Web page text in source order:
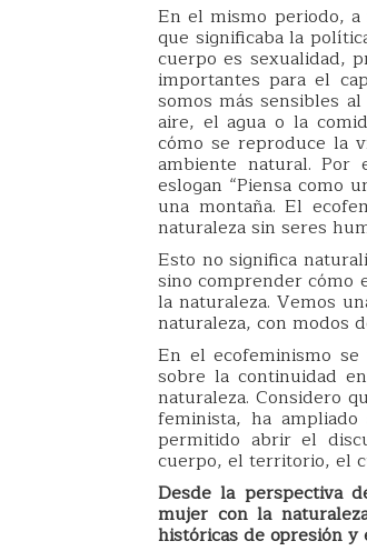
En el mismo periodo,
que significaba la
cuerpo es sexualidad,
importantes para el
somos más sensibles
aire, el agua o la
cómo se reproduce la
ambiente natural.
eslogan “Piensa como
una montaña. El
naturaleza sin seres
Esto no significa
sino comprender cómo
la naturaleza. Vemos
naturaleza, con modos
En el ecofeminismo
sobre la continuidad
naturaleza. Considero
feminista, ha
permitido abrir el
cuerpo, el territorio, el
Desde la perspectiva
mujer con la
históricas de opresión y